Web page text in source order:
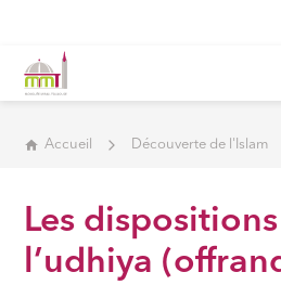
Accueil Découverte de l'Islam
Les
l’udhiya